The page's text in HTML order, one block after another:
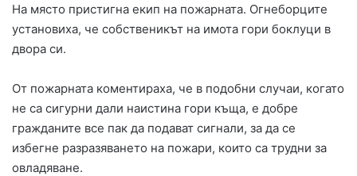
На място пристигна екип на пожарната. Огнеборците
установиха, че собственикът на имота гори боклуци в
двора си.
От пожарната коментираха, че в подобни случаи, когато
не са сигурни дали наистина гори къща, е добре
гражданите все пак да подават сигнали, за да се
избегне разразяването на пожари, които са трудни за
овладяване.